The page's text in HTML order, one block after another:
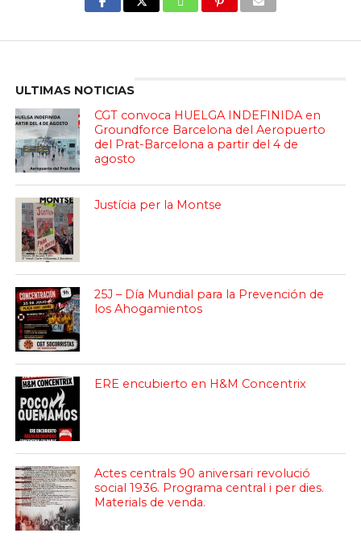
ULTIMAS NOTICIAS
CGT convoca HUELGA INDEFINIDA en
Groundforce Barcelona del Aeropuerto
del Prat-Barcelona a partir del 4 de
agosto
Justícia per la Montse
25J – Día Mundial para la Prevención de
los Ahogamientos
ERE encubierto en H&M Concentrix
Actes centrals 90 aniversari revolució
social 1936. Programa central i per dies.
Materials de venda.